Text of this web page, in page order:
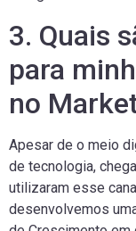
3. Quais
para
no
Apesar de o meio
de tecnologia,
utilizaram esse
desenvolvemos